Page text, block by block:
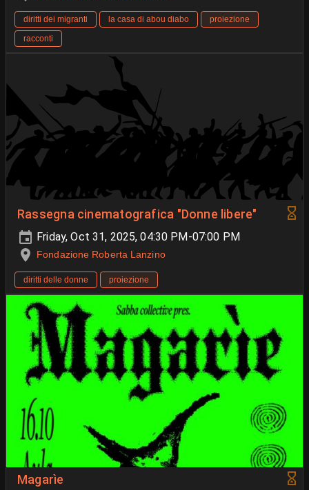
diritti dei migranti la casa di abou diabo
proiezione
racconti
Rassegna cinematografica "Donne libere"
Friday, Oct 31, 2025, 04:30 PM-07:00 PM
Fondazione Roberta Lanzino
diritti delle donne proiezione
Magarìe